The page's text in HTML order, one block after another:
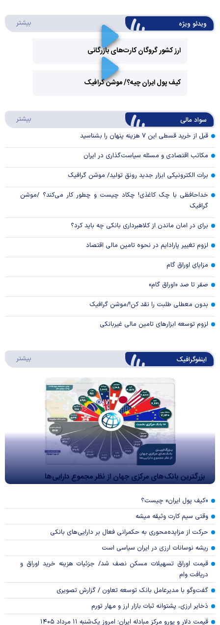
ویدئو ویژه بیشتر
ارز کشور گروگان کارت‌های بازرگانی
Video
کیف پول ایران چیه؟/ موشن گرافیک
سواد مالی بیشتر
قبل از خرید قسطی این ۷ هزینه پنهان را بشناسید
مکاتب اقتصادی و مسئله سیاست‌گذاری در ایران
برات الکترونیکی ابزار جدید رونق تولید/ موشن گرافیک
خداحافظی با چک کاغذی! چکاد چیست و چطور کار می‌کند؟ /موشن
گرافیک
برای در امان ماندن از کلاهبرداری بانکی چه باید کرد؟
لزوم تغییر پارادایم در نحوه تامین مالی اقتصاد
مزایای اوراق گام
صفر تا صد «اوراق گام»
بدون معطلی طلبت را نقد کن!/موشن گرافیک
لزوم توسعه ابزارهای تامین مالی غیربانکی
اینفوگرافیک بیشتر
بزرگترین بانک‌های مرکزی جهان از نظر مجموع دارایی‌ها
«کیف پول ایران» چیست؟
وقتی سیم کارت وثیقه میشه
حرکت از مزایده‌محوری به حکمرانی فعال بر دارایی‌های بانکی
ریشه نوسانات ارزی در ایران سیاسی است
قیمت اوراق تسهیلات مسکن نصف شد/ جزئیات هزینه خرید اوراق و
دریافت وام
گفت‌وگو با مدیرعامل بانک توسعه تعاون / گزارش تصویری
ذخایر ارزی، پشتوانه ثبات بازار ارز و مهار تورم
قیمت دلار و یورو مرکز مبادله ایران؛ امروز یک‌شنبه ۱۱ مرداد ۱۴۰۵